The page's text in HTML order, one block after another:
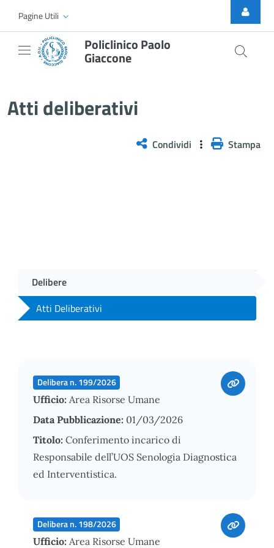
Skip to Main Content
Pagine Utili
Policlinico Paolo
Giaccone
Atti deliberativi
Condividi Stampa
Delibere
Atti Deliberativi
Delibera n. 199/2026
Ufficio: Area Risorse Umane
Data Pubblicazione: 01/03/2026
Titolo: Conferimento incarico di
Responsabile dell’UOS Senologia Diagnostica
ed Interventistica.
Delibera n. 198/2026
Ufficio: Area Risorse Umane